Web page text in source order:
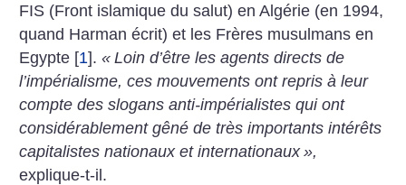
FIS (Front islamique du salut) en Algérie (en 1994,
quand Harman écrit) et les Frères musulmans en
Egypte [1].« Loin d’être les agents directs de
l’impérialisme, ces mouvements ont repris à leur
compte des slogans anti-impérialistes qui ont
considérablement gêné de très importants intérêts
capitalistes nationaux et internationaux »,
explique-t-il.